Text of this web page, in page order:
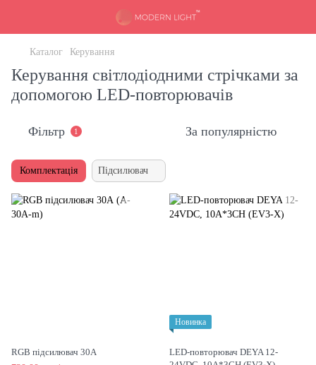
Каталог Керування
Керування світлодіодними стрічками за
допомогою LED-повторювачів
Фільтр 1 За популярністю
Комплектація Підсилювач
RGB підсилювач 30А
Новинка
LED-повторювач DEYA 12-